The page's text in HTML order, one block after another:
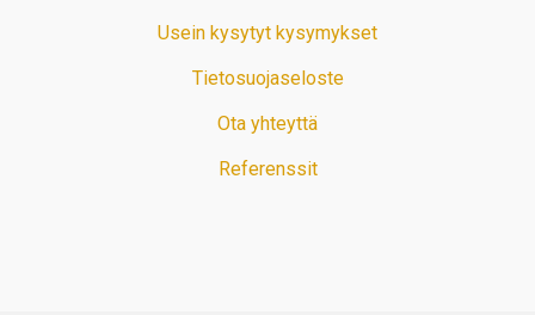
Usein kysytyt kysymykset
Tietosuojaseloste
Ota yhteyttä
Referenssit